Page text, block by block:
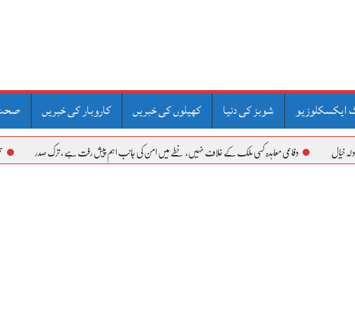
ایکسکلوزیو شوبز کی دنیا کھیلوں کی خبریں کاروبار کی خبریں
دفاعی معاہدہ کسی ملک کے خلاف نہیں، خطے میں امن کی جانب اہم پیش رفت ہے ، ترک صدر حمل و زچگی کے